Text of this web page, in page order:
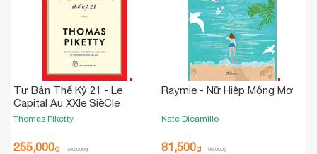
Tư Bản Thế Kỷ 21 - Le
Capital Au XXIe SièCle
Thomas Piketty
255,000₫ 300,000₫
Raymie - Nữ Hiệp Mộng Mơ
Kate Dicamillo
81,500₫ 96,000₫